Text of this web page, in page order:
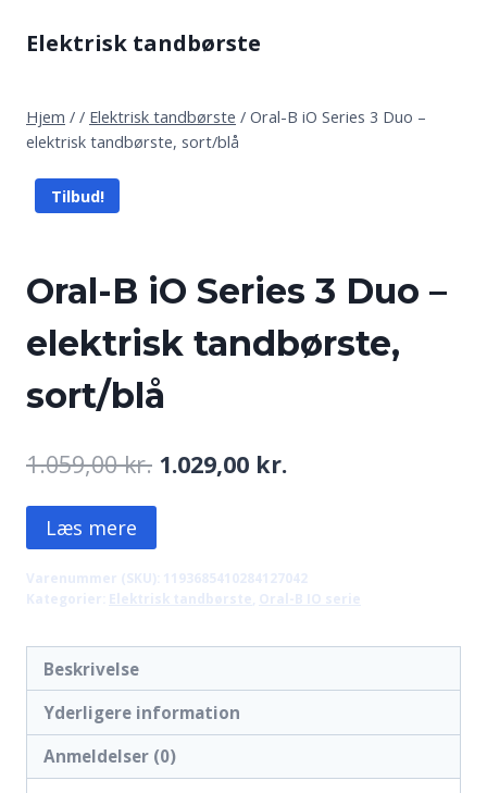
Elektrisk tandbørste
Hjem / / Elektrisk tandbørste / Oral-B iO Series 3 Duo –
elektrisk tandbørste, sort/blå
Tilbud!
Oral-B iO Series 3 Duo –
elektrisk tandbørste,
sort/blå
1.059,00kr. Den
var:
1.059,00 kr..
1.029,00 kr.
er:
1.029,00 kr..
Læs mere
Varenummer (SKU): 1193685410284127042
Kategorier: Elektrisk tandbørste Oral-B IO serie
Beskrivelse
Yderligere information
Anmeldelser (0)